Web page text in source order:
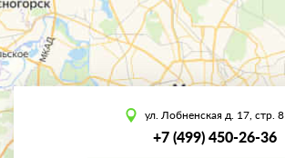
ул. Лобненская д. 17, стр. 8
+7 (499) 450-26-36